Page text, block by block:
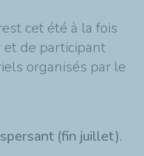
cet été à la fois
et de participant
organisés par le
(fin juillet).